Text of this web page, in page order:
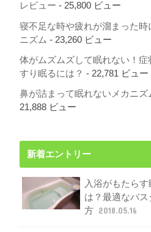
レビュー - 25,800 ビュー
寝不足な時や疲れが溜まった時
ニズム - 23,260 ビュー
体がムズムズして眠れない！症
すり眠るには？ - 22,781 ビュー
鼻が詰まって眠れないメカニズ
21,888 ビュー
新着エントリー
入浴がもたら
は？最適なバ
方 2018.05.16